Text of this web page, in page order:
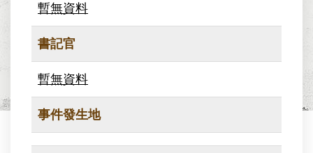
暫無資料
書記官
暫無資料
事件發生地